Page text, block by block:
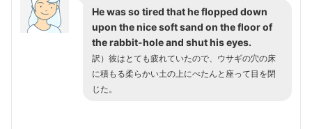
He was so tired that he flopped down
upon the nice soft sand on the floor of
the rabbit-hole and shut his eyes.
訳） 彼はとても疲れていたので、ウサギの穴の床
に積もる柔らかい土の上にぺたんと座って目を閉
じた。